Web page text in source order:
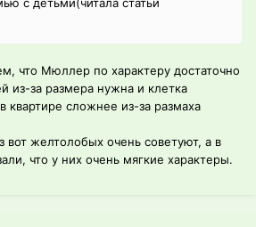
с детьми(читала статьи
что Мюллер по характеру достаточно
из-за размера нужна и клетка
квартире сложнее из-за размаха
вот желтолобых очень советуют, а в
что у них очень мягкие характеры.